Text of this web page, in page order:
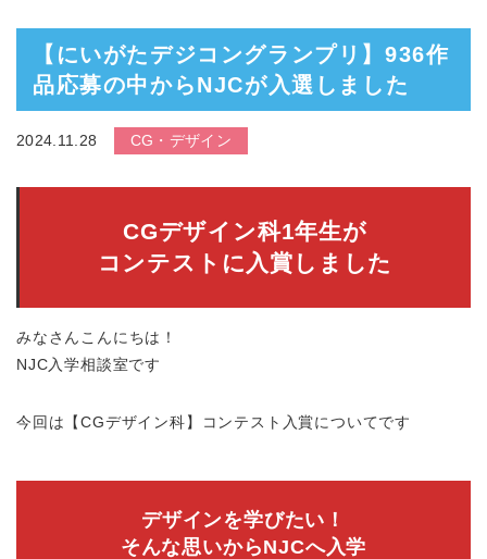
【にいがたデジコングランプリ 】936作
品応募の中からNJCが入選しました
2024.11.28 CG・デザイン
CGデザイン科1年生が
コンテストに入賞しました
みなさんこんにちは！
NJC入学相談室です
今回は【CGデザイン科】コンテスト入賞についてです
デザインを学びたい！
そんな思いからNJCへ入学